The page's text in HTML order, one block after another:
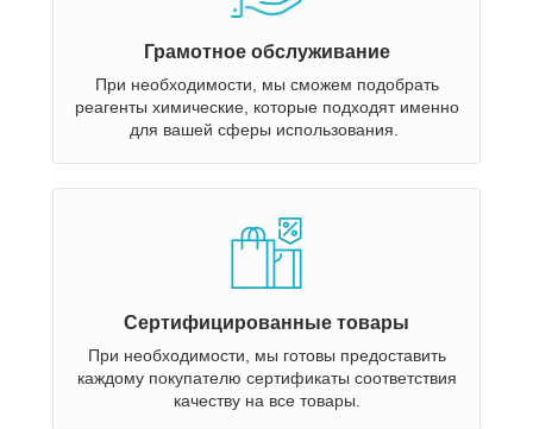
Грамотное обслуживание
При необходимости, мы сможем подобрать
реагенты химические, которые подходят именно
для вашей сферы использования.
Сертифицированные товары
При необходимости, мы готовы предоставить
каждому покупателю сертификаты соответствия
качеству на все товары.